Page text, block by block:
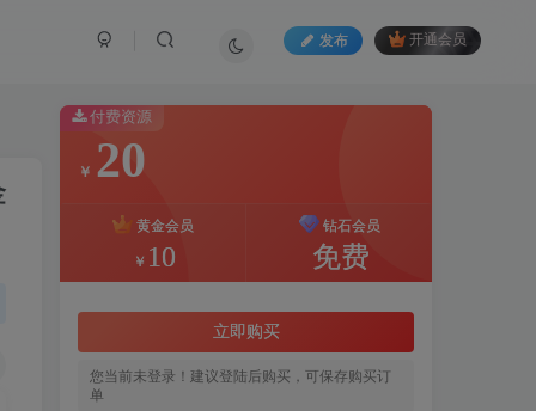
发布 开通会员
付费资源
￥ 20
黄金会员
￥ 10
钻石会员
免费
立即购买
您当前未登录！建议登陆后购买，可保存购买订
单